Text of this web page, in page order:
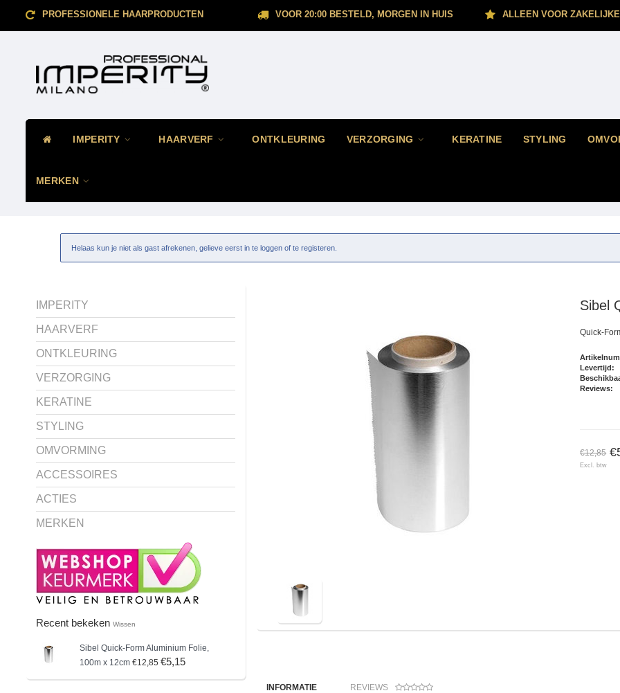
PROFESSIONELE HAARPRODUCTEN VOOR 20:00 BESTELD, MORGEN IN HUIS ALLEEN VOOR
IMPERITY HAARVERF ONTKLEURING VERZORGING KERATINE STYLING
MERKEN
Helaas kun je niet als gast afrekenen, gelieve eerst in te loggen of te registeren.
IMPERITY
HAARVERF
ONTKLEURING
VERZORGING
KERATINE
STYLING
OMVORMING
ACCESSOIRES
ACTIES
MERKEN
Recent bekeken Wissen
Sibel Quick-Form Aluminium Folie,
100m x 12cm €12,85 €5,15
Sibel
Quick-
Levertijd:
Reviews:
€12,85
Excl. btw
INFORMATIE REVIEWS